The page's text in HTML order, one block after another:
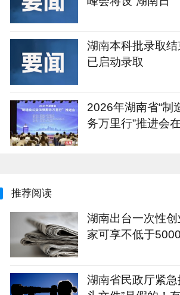
湖南本科批录取
已启动录取
2026年湖南省“制
务万里行”推进会
推荐阅读
湖南出台一次性
家可享不低于
湖南省民政厅紧急